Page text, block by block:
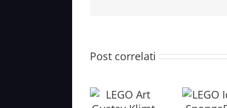
Post correlati